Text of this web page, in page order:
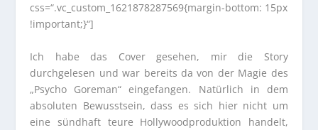
css=“.vc_custom_1621878287569{margin-bottom: 15px
!important;}“]
Ich habe das Cover gesehen, mir die Story
durchgelesen und war bereits da von der Magie des
„Psycho Goreman“ eingefangen. Natürlich in dem
absoluten Bewusstsein, dass es sich hier nicht um
eine sündhaft teure Hollywoodproduktion handelt,